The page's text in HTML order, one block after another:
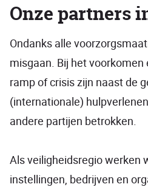
Onze partners
Ondanks alle
misgaan. Bij het voorkomen
ramp of crisis zijn naast de
(internationale)
andere partijen betrokken.
Als veiligheidsregio werken
instellingen, bedrijven en